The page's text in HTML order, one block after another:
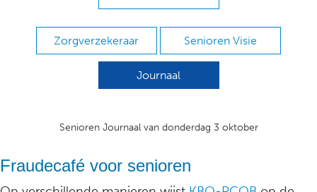
Zorgverzekeraar Senioren Visie
Journaal
Senioren Journaal van donderdag 3 oktober
Fraudecafé voor senioren